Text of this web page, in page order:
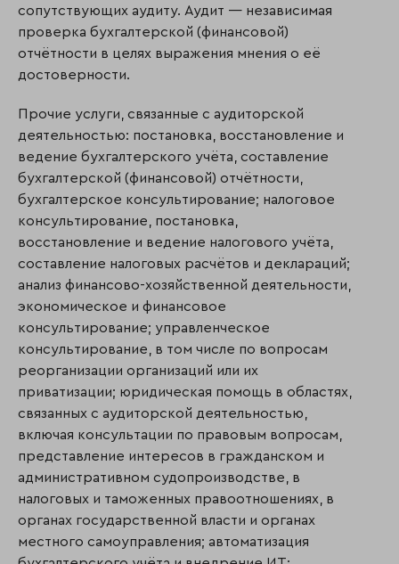
сопутствующих аудиту. Аудит — независимая
проверка бухгалтерской (финансовой)
отчётности в целях выражения мнения о её
достоверности.
Прочие услуги, связанные с аудиторской
деятельностью: постановка, восстановление и
ведение бухгалтерского учёта, составление
бухгалтерской (финансовой) отчётности,
бухгалтерское консультирование; налоговое
консультирование, поста­новка,
восстановление и ведение налогового учёта,
составление налоговых расчётов и декла­раций;
анализ финансово-хозяйственной деятельности,
экономическое и финан­со­вое
консультирование; управленческое
консультирование, в том числе по вопросам
реорганизации организаций или их
приватизации; юридическая помощь в областях,
связанных с аудиторской деятельностью,
включая консультации по правовым вопросам,
представление интересов в гражданском и
административном судопроиз­водстве, в
налоговых и таможенных правоотношениях, в
органах государственной власти и органах
местного самоуправления; автоматизация